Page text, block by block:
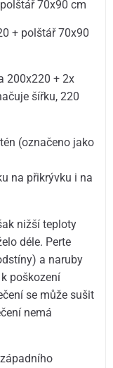
70x90 cm
+ polštář 70x90
200x220 + 2x
šířku, 220
(označeno jako
na přikrývku i na
nižší teploty
déle. Perte
a naruby
poškození
se může sušit
nemá